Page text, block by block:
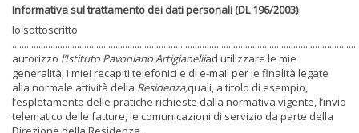
Informativa sul trattamento dei dati personali (DL 196/2003)
Io sottoscritto
autorizzo l’Istituto Pavoniano Artigianeliiad utilizzare le mie
generalità, i miei recapiti telefonici e di e-mail per le finalità legate
alla normale attività della Residenza,quali, a titolo di esempio,
l’espletamento delle pratiche richieste dalla normativa vigente, l’invio
telematico delle fatture, le comunicazioni di servizio da parte della